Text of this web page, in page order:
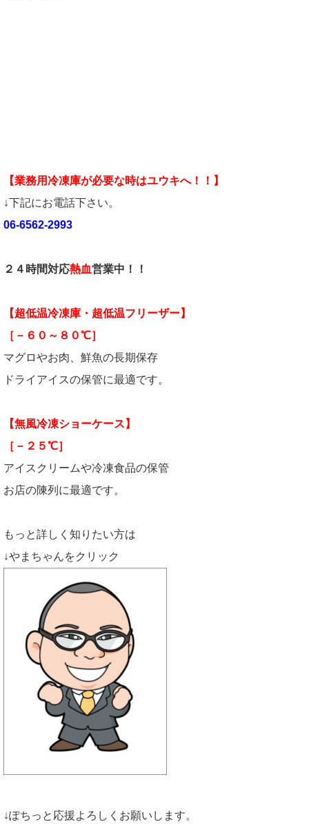
【業務用冷凍庫が必要な時はユウキへ！！】
↓下記にお電話下さい。
06-6562-2993
２４時間対応熱血営業中！！
【超低温冷凍庫・超低温フリーザー】
［－６０～８０℃］
マグロやお肉、鮮魚の長期保存
ドライアイスの保管に最適です。
【無風冷凍ショーケース】
［－２５℃］
アイスクリームや冷凍食品の保管
お店の陳列に最適です。
もっと詳しく知りたい方は
↓やまちゃんをクリック
↓ぽちっと応援よろしくお願いします。